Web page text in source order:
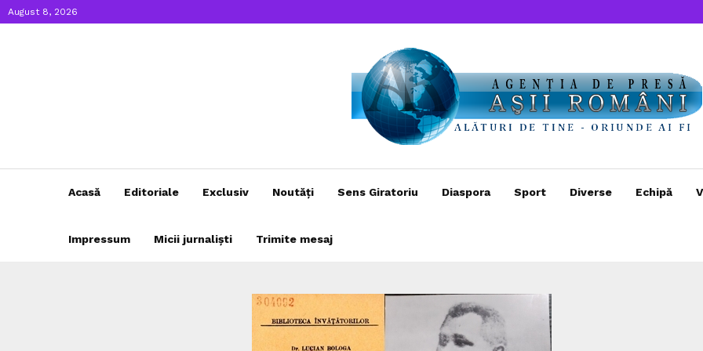
August 8, 2026
Acasă Editoriale Exclusiv Noutăți Sens Giratoriu Diaspora Sport Diverse Echipă
Impressum Micii jurnaliști Trimite mesaj